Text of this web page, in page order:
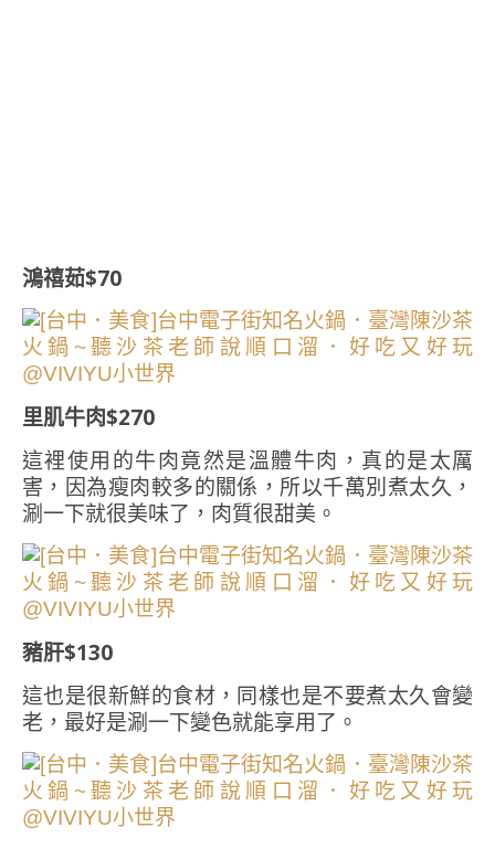
鴻禧茹$70
里肌牛肉$270
這裡使用的牛肉竟然是溫體牛肉，真的是太厲
害，因為瘦肉較多的關係，所以千萬別煮太久，
涮一下就很美味了，肉質很甜美。
豬肝$130
這也是很新鮮的食材，同樣也是不要煮太久會變
老，最好是涮一下變色就能享用了。